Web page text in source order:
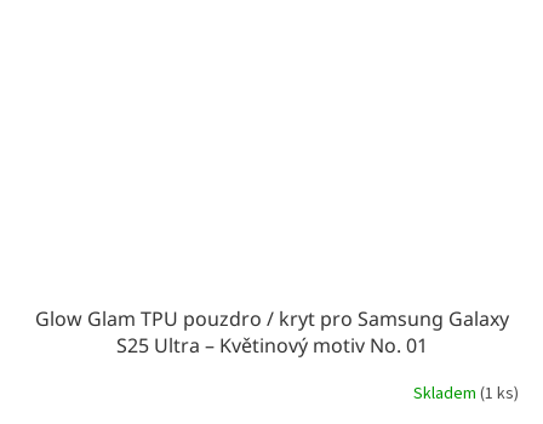
Glow Glam TPU pouzdro / kryt pro Samsung Galaxy
S25 Ultra – Květinový motiv No. 01
Skladem (1 ks)